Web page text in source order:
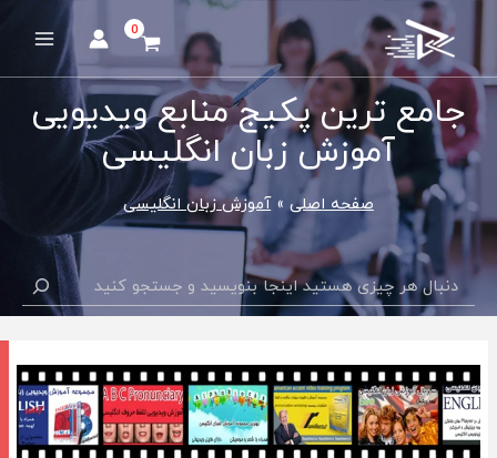
Main
جامع ترین پکیج منابع ویدیویی
آموزش زبان انگلیسی
صفحه اصلی آموزش زبان انگلیسی
جستجو